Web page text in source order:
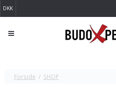
DKK
Forside / SHOP